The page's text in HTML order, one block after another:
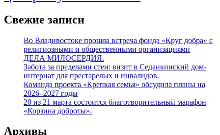
Свежие записи
Во Владивостоке прошла встреча фонда «Круг добра» с
религиозными и общественными организациями
ДЕЛА МИЛОСЕРДИЯ.
Забота за пределами стен: визит в Седанкинский дом-
интернат для престарелых и инвалидов.
Команда проекта «Крепкая семья» обсудила планы на
2026–2027 годы
20 из 21 марта состоится благотворительный марафон
«Корзина доброты».
Архивы